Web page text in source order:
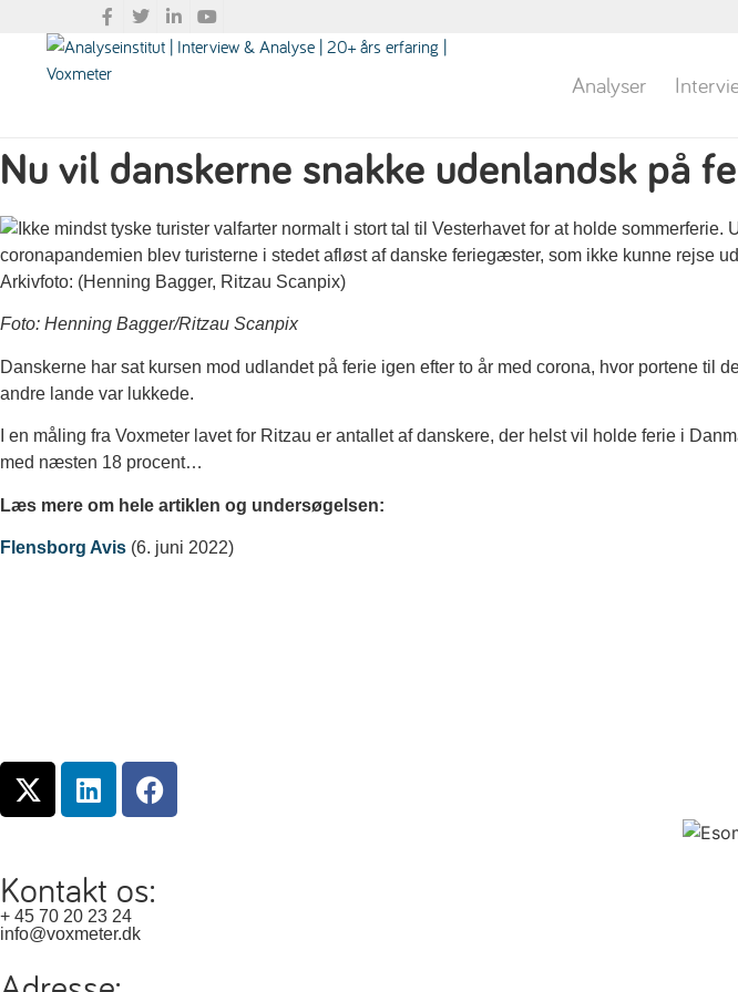
Analyser
Nu vil danskerne snakke udenlandsk på
Foto: Henning Bagger/Ritzau Scanpix
Danskerne har sat kursen mod udlandet på ferie igen efter to år med corona, hvor portene til
andre lande var lukkede.
I en måling fra Voxmeter lavet for Ritzau er antallet af danskere, der helst vil holde ferie i
med næsten 18 procent…
Læs mere om hele artiklen og undersøgelsen:
Flensborg Avis (6. juni 2022)
Kontakt os:
+ 45 70 20 23 24
info@voxmeter.dk